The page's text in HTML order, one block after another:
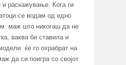
и раскажување. Кога ги
се водам од едно
маж што никогаш да не
ваква би ставила и
ќе го охрабрат на
да си поигра со својот